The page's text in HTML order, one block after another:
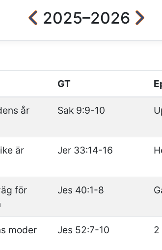
2025–2026
GT
år Sak 9:9-10
är
Jer 33:14-16
för
Jes 40:1-8
moder Jes 52:7-10 2